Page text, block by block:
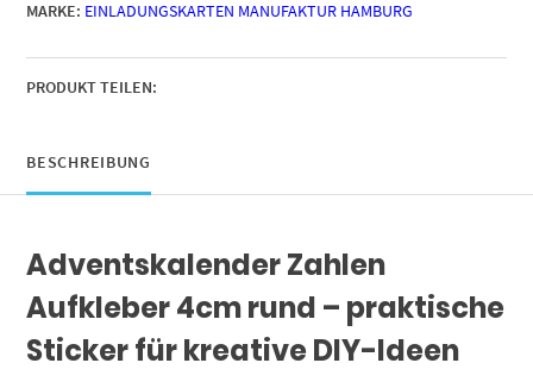
Sterne
Etiketten
/
Weihnachtskalender
/
Rund
DIY
/
zum
MARKE: EINLADUNGSKARTEN MANUFAKTUR HAMBURG
PRODUKT TEILEN:
BESCHREIBUNG
Adventskalender Zahlen
Aufkleber 4cm rund – praktische
Sticker für kreative DIY-Ideen